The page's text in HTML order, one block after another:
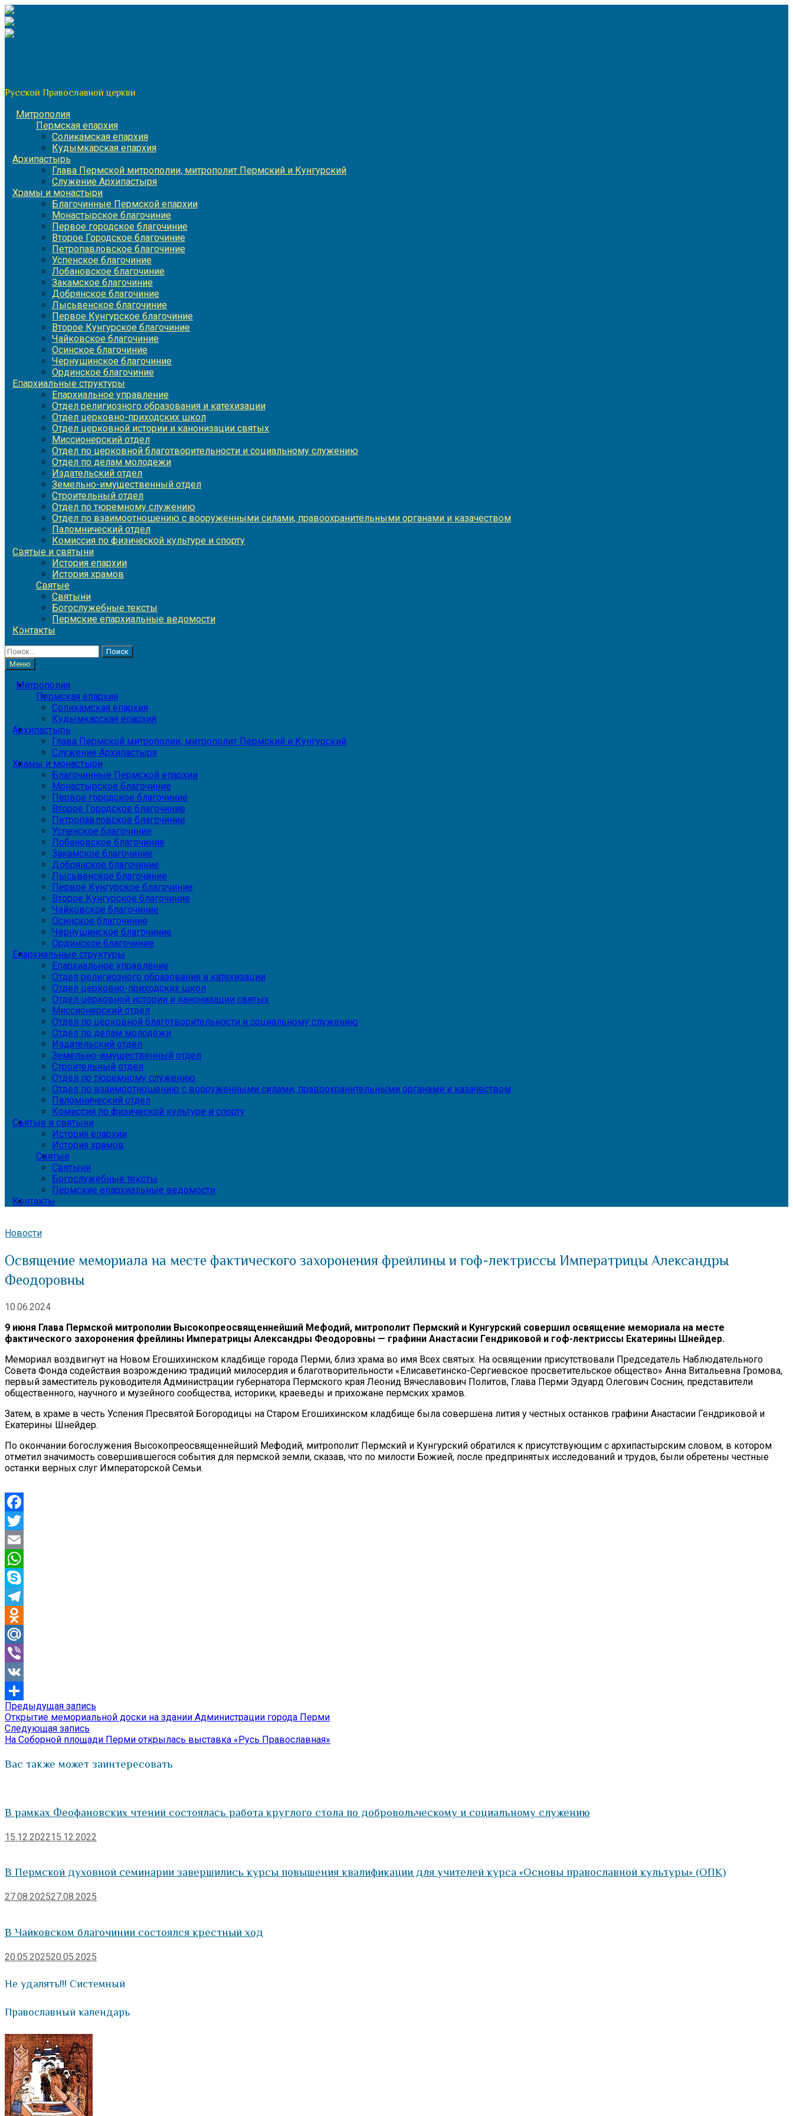
Перейти
к
содержимому
Русской Православной церкви
Митрополия
Пермская епархия
Соликамская епархия
Кудымкарская епархия
Архипастырь
Глава Пермской митрополии, митрополит Пермский и Кунгурский
Служение Архипастыря
Храмы и монастыри
Благочинные Пермской епархии
Монастырское благочиние
Первое городское благочиние
Второе Городское благочиние
Петропавловское благочиние
Успенское благочиние
Лобановское благочиние
Закамское благочиние
Добрянское благочиние
Лысьвенское благочиние
Первое Кунгурское благочиние
Второе Кунгурское благочиние
Чайковское благочиние
Осинское благочиние
Чернушинское благочиние
Ординское благочиние
Епархиальные структуры
Епархиальное управление
Отдел религиозного образования и катехизации
Отдел церковно-приходских школ
Отдел церковной истории и канонизации святых
Миссионерский отдел
Отдел по церковной благотворительности и социальному служению
Отдел по делам молодежи
Издательский отдел
Земельно-имущественный отдел
Строительный отдел
Отдел по тюремному служению
Отдел по взаимоотношению с вооруженными силами, правоохранительными органами и казачеством
Паломнический отдел
Комиссия по физической культуре и спорту
Святые и святыни
История епархии
История храмов
Святые
Святыни
Богослужебные тексты
Пермские епархиальные ведомости
Контакты
Найти:
Меню
Митрополия
Пермская епархия
Соликамская епархия
Кудымкарская епархия
Архипастырь
Глава Пермской митрополии, митрополит Пермский и Кунгурский
Служение Архипастыря
Храмы и монастыри
Благочинные Пермской епархии
Монастырское благочиние
Первое городское благочиние
Второе Городское благочиние
Петропавловское благочиние
Успенское благочиние
Лобановское благочиние
Закамское благочиние
Добрянское благочиние
Лысьвенское благочиние
Первое Кунгурское благочиние
Второе Кунгурское благочиние
Чайковское благочиние
Осинское благочиние
Чернушинское благочиние
Ординское благочиние
Епархиальные структуры
Епархиальное управление
Отдел религиозного образования и катехизации
Отдел церковно-приходских школ
Отдел церковной истории и канонизации святых
Миссионерский отдел
Отдел по церковной благотворительности и социальному служению
Отдел по делам молодежи
Издательский отдел
Земельно-имущественный отдел
Строительный отдел
Отдел по тюремному служению
Отдел по взаимоотношению с вооруженными силами, правоохранительными органами и казачеством
Паломнический отдел
Комиссия по физической культуре и спорту
Святые и святыни
История епархии
История храмов
Святые
Святыни
Богослужебные тексты
Пермские епархиальные ведомости
Контакты
Новости
Освящение мемориала на месте фактического захоронения фрейлины и гоф-лектриссы Императрицы Александры
Феодоровны
10.06.2024
9 июня Глава Пермской митрополии Высокопреосвященнейший Мефодий, митрополит Пермский и Кунгурский совершил освящение мемориала на месте
фактического захоронения фрейлины Императрицы Александры Феодоровны — графини Анастасии Гендриковой и гоф-лектриссы Екатерины Шнейдер.
Мемориал воздвигнут на Новом Егошихинском кладбище города Перми, близ храма во имя Всех святых. На освящении присутствовали Председатель Наблюдательного
Совета Фонда содействия возрождению традиций милосердия и благотворительности «Елисаветинско-Сергиевское просветительское общество» Анна Витальевна Громова,
первый заместитель руководителя Администрации губернатора Пермского края Леонид Вячеславович Политов, Глава Перми Эдуард Олегович Соснин, представители
общественного, научного и музейного сообщества, историки, краеведы и прихожане пермских храмов.
Затем, в храме в честь Успения Пресвятой Богородицы на Старом Егошихинском кладбище была совершена лития у честных останков графини Анастасии Гендриковой и
Екатерины Шнейдер.
По окончании богослужения Высокопреосвященнейший Мефодий, митрополит Пермский и Кунгурский обратился к присутствующим с архипастырским словом, в котором
отметил значимость совершившегося события для пермской земли, сказав, что по милости Божией, после предпринятых исследований и трудов, были обретены честные
останки верных слуг Императорской Семьи.
Facebook
Twitter
Email
WhatsApp
Skype
Telegram
Odnoklassniki
Mail.Ru
Viber
VK
Отправить
Навигация
по
записям
Предыдущая запись
запись:
Открытие мемориальной доски на здании Администрации города Перми
Следующая запись
запись:
На Соборной площади Перми открылась выставка «Русь Православная»
Вас также может заинтересовать
В рамках Феофановских чтений состоялась работа круглого стола по добровольческому и социальному служению
15.12.202215.12.2022
В Пермской духовной семинарии завершились курсы повышения квалификации для учителей курса «Основы православной культуры» (ОПК)
27.08.202527.08.2025
В Чайковском благочинии состоялся крестный ход
20.05.202520.05.2025
Не удалять!!! Системный
Православный календарь